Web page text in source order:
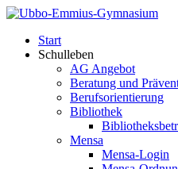
Start
Schulleben
AG Angebot
Beratung und
Berufsorientierung
Bibliothek
Mensa
Mensa-Login